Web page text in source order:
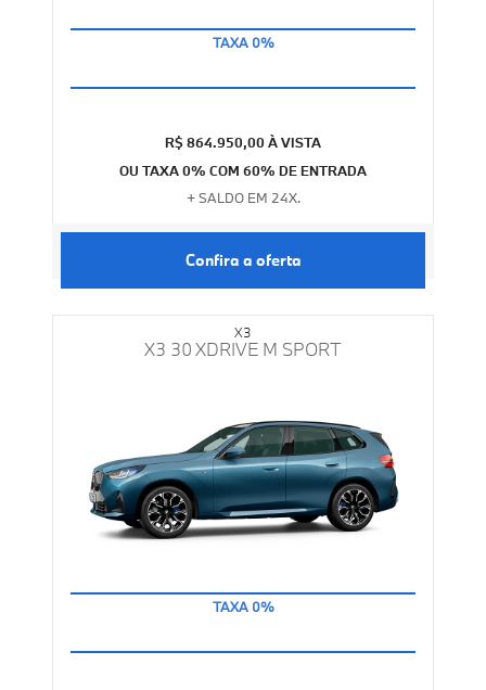
EM 24 PARCELAS
R$ 864.950,00 À VISTA
OU TAXA 0% COM 60% DE ENTRADA
+ SALDO EM 24X.
Confira a oferta
X3
X3 30 XDRIVE M SPORT
EM 12 PARCELAS